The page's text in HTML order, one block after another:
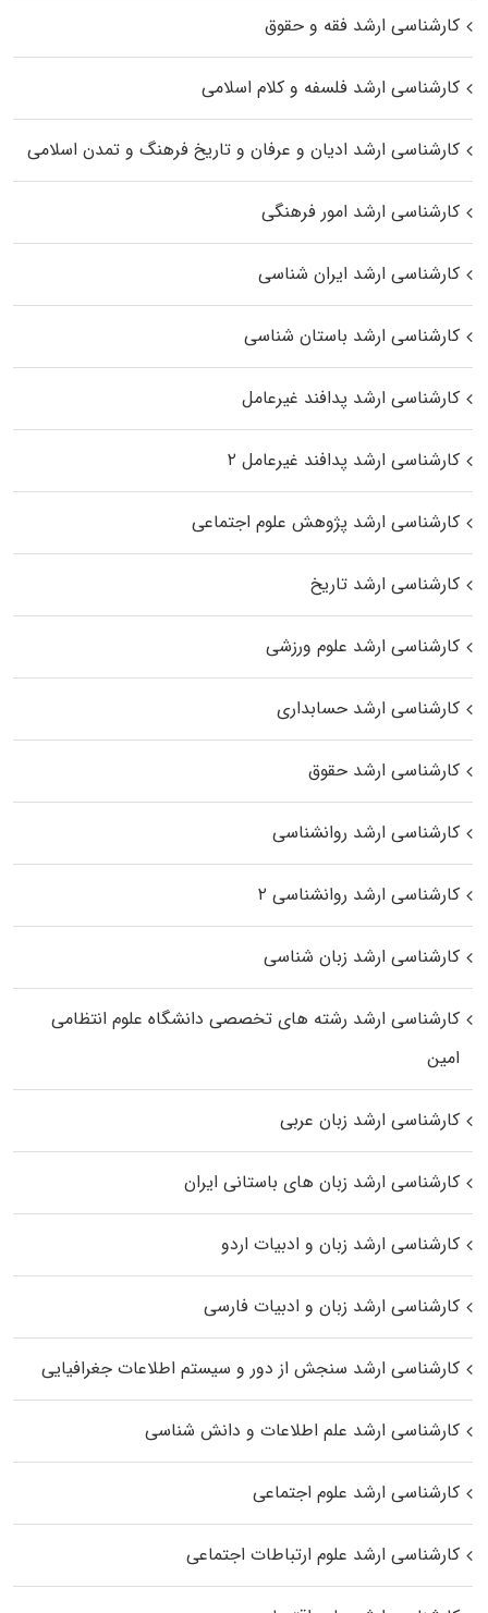
کارشناسی ارشد فقه و حقوق
کارشناسی ارشد فلسفه و کلام اسلامی
کارشناسی ارشد ادیان و عرفان و تاریخ فرهنگ و تمدن اسلامی
کارشناسی ارشد امور فرهنگی
کارشناسی ارشد ایران شناسی
کارشناسی ارشد باستان شناسی
کارشناسی ارشد پدافند غیرعامل
کارشناسی ارشد پدافند غیرعامل ۲
کارشناسی ارشد پژوهش علوم اجتماعی
کارشناسی ارشد تاریخ
کارشناسی ارشد علوم ورزشی
کارشناسی ارشد حسابداری
کارشناسی ارشد حقوق
کارشناسی ارشد روانشناسی
کارشناسی ارشد روانشناسی ۲
کارشناسی ارشد زبان شناسی
کارشناسی ارشد رﺷﺘﻪ ﻫﺎی تخصصی داﻧﺸﮕﺎه ﻋﻠﻮم انتظامی
اﻣﻴﻦ
کارشناسی ارشد زبان عربی
کارشناسی ارشد زبان‌ های باستانی ایران
کارشناسی ارشد زبان و ادبیات اردو
کارشناسی ارشد زبان و ادبیات فارسی
کارشناسی ارشد سنجش از دور و سیستم اطلاعات جغرافیایی
کارشناسی ارشد علم اطلاعات و دانش شناسی
کارشناسی ارشد علوم اجتماعی
کارشناسی ارشد علوم ارتباطات اجتماعی